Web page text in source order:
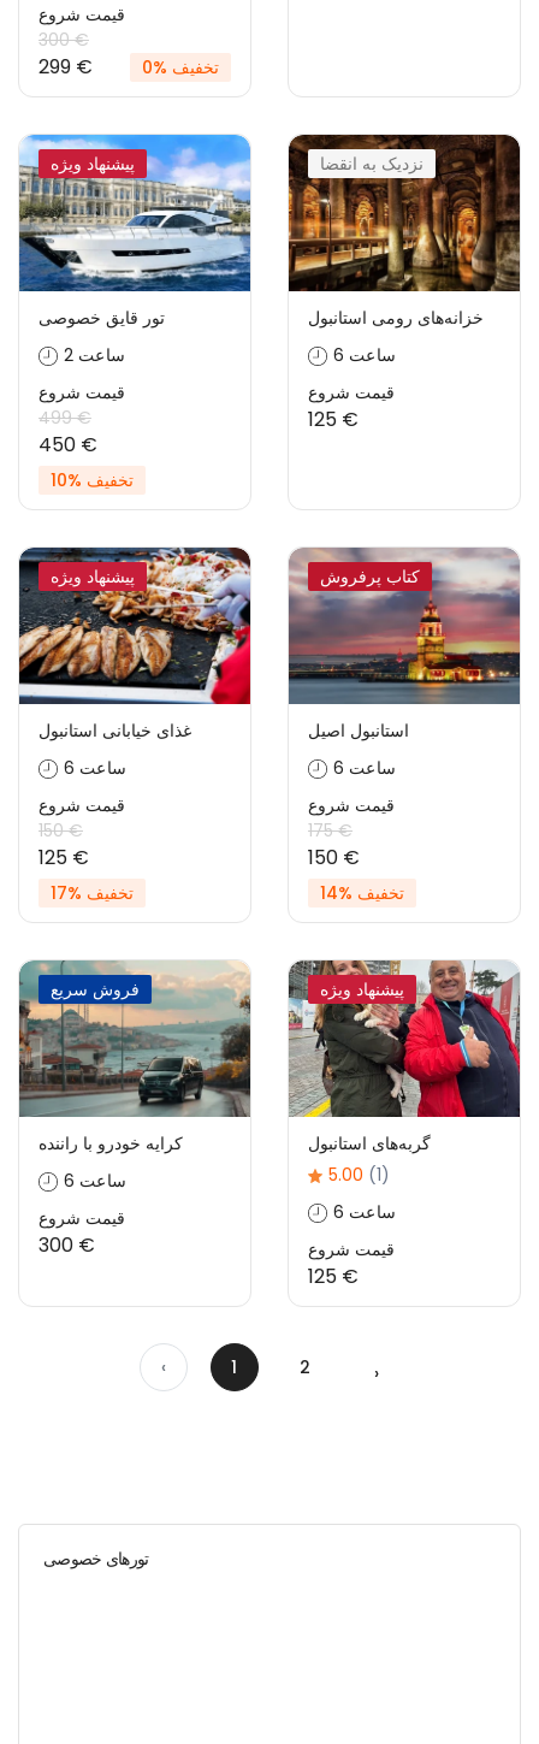
قیمت شروع
300 €
299 € تخفیف %0
پیشنهاد ویژه
تور قایق خصوصی
2 ساعت
قیمت شروع
499 €
450 €
تخفیف %10
نزدیک به انقضا
خزانه‌های رومی استانبول
6 ساعت
قیمت شروع
125 €
پیشنهاد ویژه
غذای خیابانی استانبول
6 ساعت
قیمت شروع
150 €
125 €
تخفیف %17
کتاب پرفروش
استانبول اصیل
6 ساعت
قیمت شروع
175 €
150 €
تخفیف %14
فروش سریع
کرایه خودرو با راننده
6 ساعت
قیمت شروع
300 €
پیشنهاد ویژه
گربه‌های استانبول
5.00 (1)
6 ساعت
قیمت شروع
125 €
‹ 1 2 ›
تورهای خصوصی